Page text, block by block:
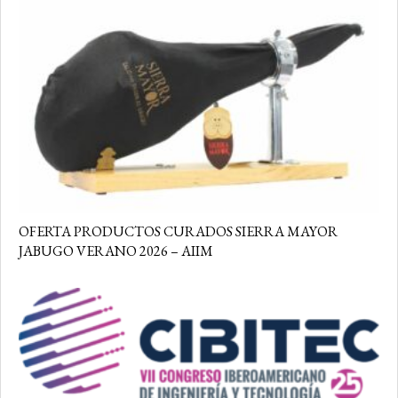
OFERTA PRODUCTOS CURADOS SIERRA MAYOR
JABUGO VERANO 2026 – AIIM